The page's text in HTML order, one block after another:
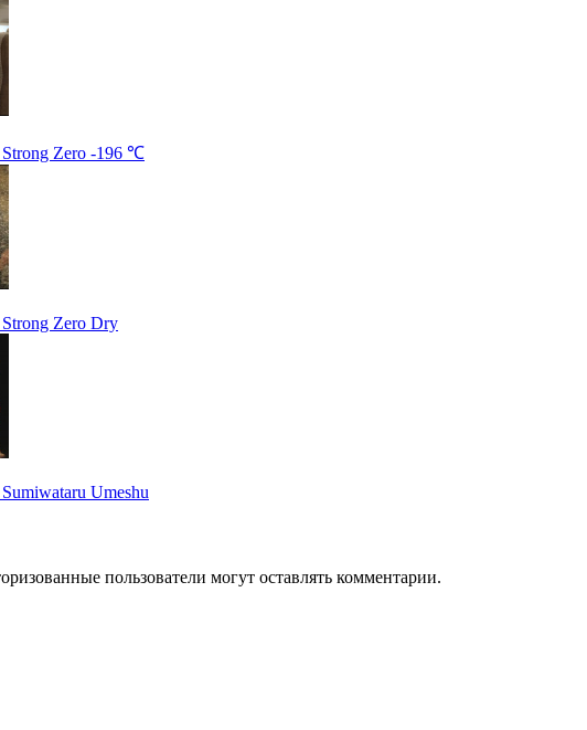
Strong Zero -196 ℃
Zero Dry
Umeshu
пользователи могут оставлять комментарии.